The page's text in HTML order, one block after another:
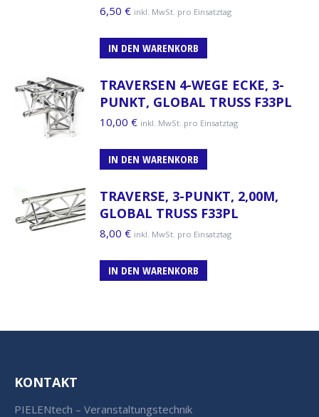
6,50 € inkl. MwSt. pro Einsatztag
IN DEN WARENKORB
TRAVERSEN 4-WEGE ECKE, 3-
PUNKT, GLOBAL TRUSS F33PL
10,00 € inkl. MwSt. pro Einsatztag
IN DEN WARENKORB
TRAVERSE, 3-PUNKT, 2,00M,
GLOBAL TRUSS F33PL
8,00 € inkl. MwSt. pro Einsatztag
IN DEN WARENKORB
KONTAKT
PIELENtech – Veranstaltungstechnik